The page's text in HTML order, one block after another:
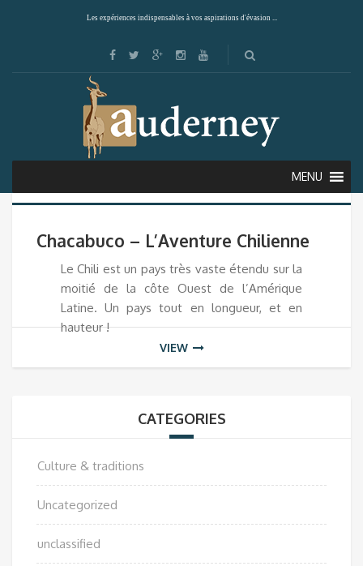
Les expériences indispensables à vos aspirations d'évasion ...
MENU
Showing the single result
Default sorting
Chacabuco – L’Aventure Chilienne
Le Chili est un pays très vaste étendu sur la
moitié de la côte Ouest de l’Amérique
Latine. Un pays tout en longueur, et en
hauteur !
VIEW
CATEGORIES
Culture & traditions
Uncategorized
unclassified